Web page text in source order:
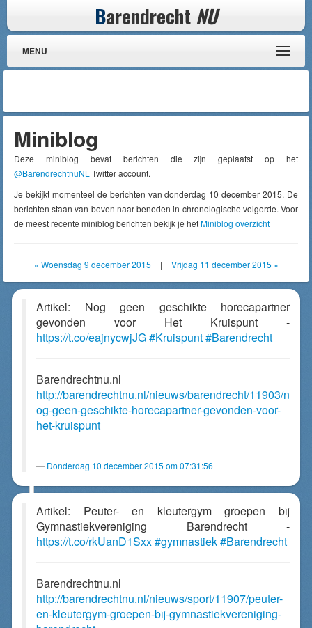
Barendrecht NU
MENU
Miniblog
Deze miniblog bevat berichten die zijn geplaatst op het
@BarendrechtnuNL Twitter account.
Je bekijkt momenteel de berichten van donderdag 10 december 2015. De
berichten staan van boven naar beneden in chronologische volgorde. Voor
de meest recente miniblog berichten bekijk je hetMiniblog overzicht
« Woensdag 9 december 2015 | Vrijdag 11 december 2015 »
Artikel: Nog geen geschikte horecapartner
gevonden voor Het Kruispunt -
https://t.co/eajnycwjJG#Kruispunt#Barendrecht
Barendrechtnu.nl
http://barendrechtnu.nl/nieuws/barendrecht/11903/n
og-geen-geschikte-horecapartner-gevonden-voor-
het-kruispunt
Donderdag 10 december 2015 om 07:31:56
Artikel: Peuter- en kleutergym groepen bij
Gymnastiekvereniging Barendrecht -
https://t.co/rkUanD1Sxx#gymnastiek#Barendrecht
Barendrechtnu.nl
http://barendrechtnu.nl/nieuws/sport/11907/peuter-
en-kleutergym-groepen-bij-gymnastiekvereniging-